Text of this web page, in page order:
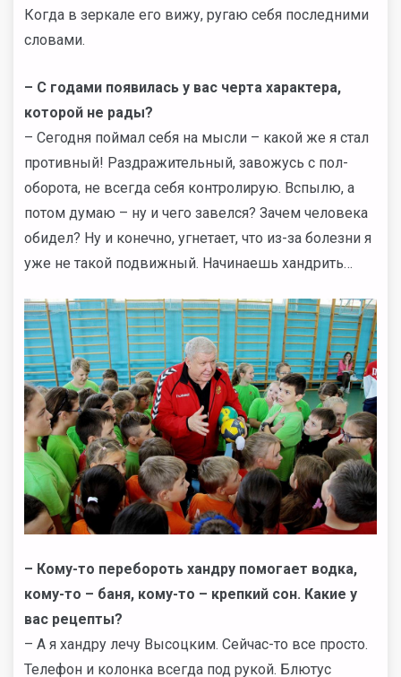
Когда в зеркале его вижу, ругаю себя последними
словами.
– С годами появилась у вас черта характера,
которой не рады?
– Сегодня поймал себя на мысли – какой же я стал
противный! Раздражительный, завожусь с пол-
оборота, не всегда себя контролирую. Вспылю, а
потом думаю – ну и чего завелся? Зачем человека
обидел? Ну и конечно, угнетает, что из-за болезни я
уже не такой подвижный. Начинаешь хандрить…
– Кому-то перебороть хандру помогает водка,
кому-то – баня, кому-то – крепкий сон. Какие у
вас рецепты?
– А я хандру лечу Высоцким. Сейчас-то все просто.
Телефон и колонка всегда под рукой. Блютус